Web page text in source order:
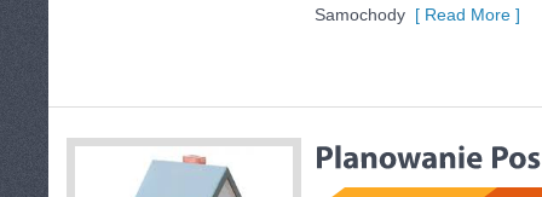
Samochody [ Read More ]